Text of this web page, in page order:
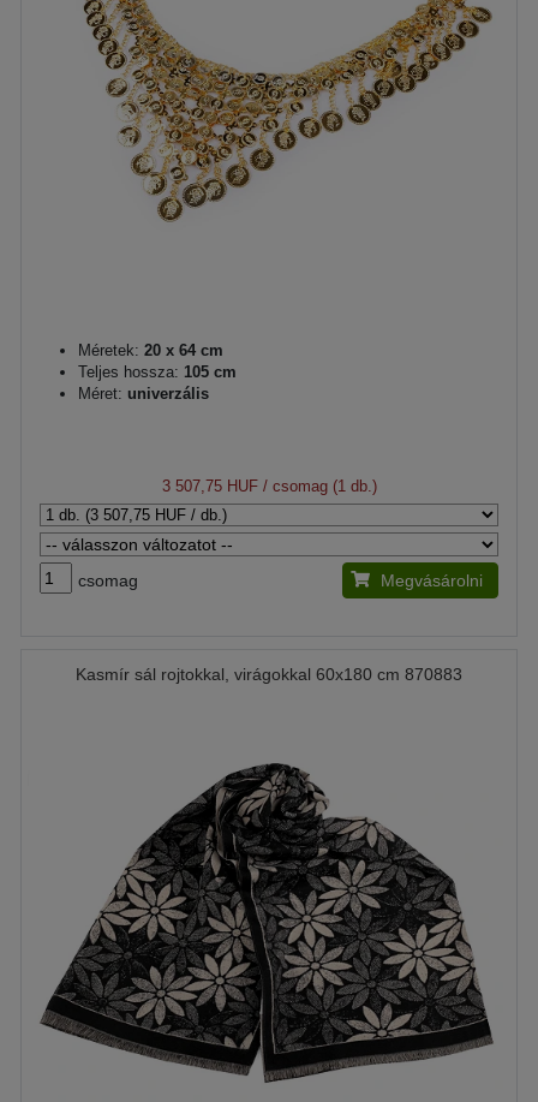
Méretek: 20 x 64 cm
Teljes hossza: 105 cm
Méret: univerzális
3 507,75 HUF/ csomag (1 db.)
csomag Megvásárolni
Kasmír sál rojtokkal, virágokkal 60x180 cm 870883